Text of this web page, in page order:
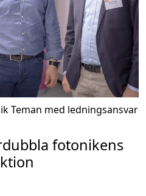
Teman med ledningsansvar
fotonikens